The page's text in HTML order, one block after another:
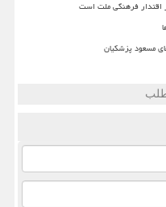
اقتدار فرهنگی ملت است